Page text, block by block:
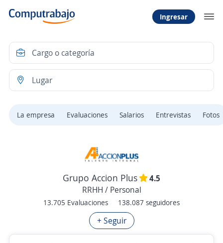
Ingresar
La empresa Evaluaciones Salarios Entrevistas Fotos
Grupo Accion Plus
4.5
RRHH / Personal
13.705 Evaluaciones 138.087 seguidores
+ Seguir